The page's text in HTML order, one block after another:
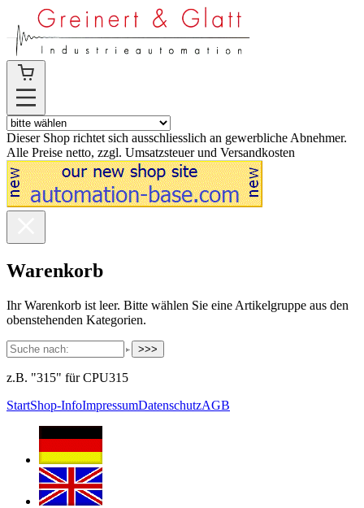
Dieser Shop richtet sich ausschliesslich an gewerbliche Abnehmer.
Alle Preise netto, zzgl. Umsatzsteuer und Versandkosten
Warenkorb
Ihr Warenkorb ist leer. Bitte wählen Sie eine Artikelgruppe aus den
obenstehenden Kategorien.
>>>
z.B. "315" für CPU315
StartShop-InfoImpressumDatenschutzAGB